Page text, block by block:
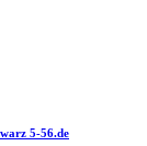
5-56.de